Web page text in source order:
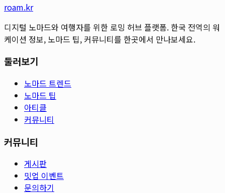
roam.kr
디지털 노마드와 여행자를 위한 로밍 허브 플랫폼. 한국 전역의 워
케이션 정보, 노마드 팁, 커뮤니티를 한곳에서 만나보세요.
둘러보기
노마드 트렌드
노마드 팁
아티클
커뮤니티
커뮤니티
게시판
밋업 이벤트
문의하기